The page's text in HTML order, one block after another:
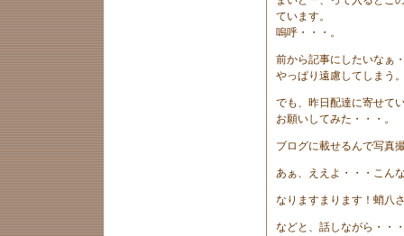
ています。
嗚呼・・・。
前から記事にしたいなぁ
やっぱり遠慮してしまう
でも、昨日配達に寄せて
お願いしてみた・・・。
ブログに載せるんで写真
あぁ、ええよ・・・こん
なりますまります！蛸八
などと、話しながら・・